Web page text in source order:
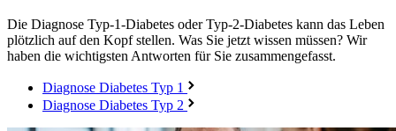
Die Diagnose Typ-1-Diabetes oder Typ-2-Diabetes kann das Leben
plötzlich auf den Kopf stellen. Was Sie jetzt wissen müssen? Wir
haben die wichtigsten Antworten für Sie zusammengefasst.
Diagnose Diabetes Typ 1
Diagnose Diabetes Typ 2